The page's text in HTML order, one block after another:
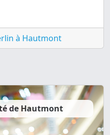
à Hautmont
de Hautmont